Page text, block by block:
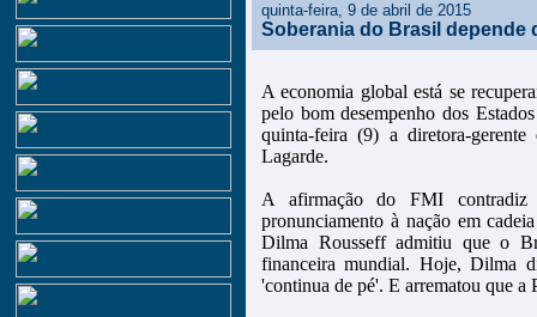
quinta-feira, 9 de abril de 2015
Soberania do Brasil depende
A economia global está se
pelo bom desempenho dos
quinta-feira (9) a diretora-
Lagarde.
A afirmação do FMI
pronunciamento à nação em
Dilma Rousseff admitiu que o
financeira mundial. Hoje, Dilma
'continua de pé'. E arrematou que a